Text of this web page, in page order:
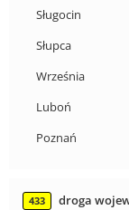
Sługocin
Słupca
Września
Luboń
Poznań
433
droga